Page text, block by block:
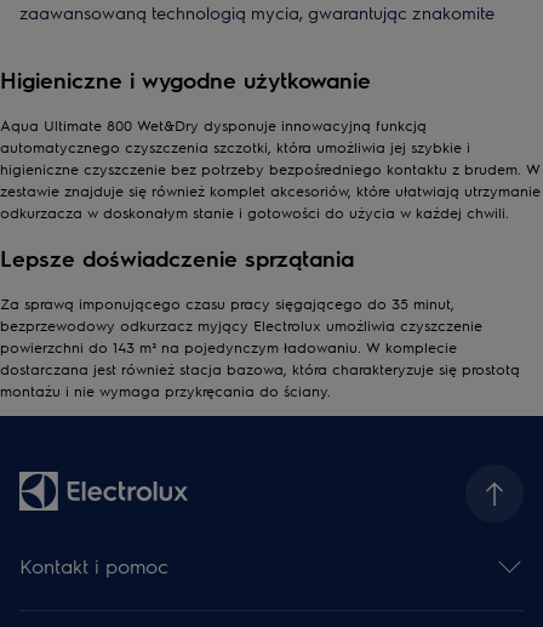
zaawansowaną technologią mycia, gwarantując znakomite
Funkcja „All in One” radzi sobie zarówno z suchymi, jak i
płyny.
Zaawansowana technologia inteligentnego wykrywania
zabrudzeń automatycznie dostosowuje moc ssania do rodzaju
zabrudzenia, umożliwiając skuteczne usunięcie nawet
Wyposażony w dwa oddzielne zbiorniki na wodę – czystą i
odkurzacz eliminuje do 99,9% bakterii, zapewniając nie tylko
głęboką czystość, ale również higienę pomieszczeń.
Higieniczne i wygodne użytkowanie
Aqua Ultimate 800 Wet&Dry dysponuje innowacyjną funkcją
automatycznego czyszczenia szczotki, która umożliwia jej szybkie i
higieniczne czyszczenie bez potrzeby bezpośredniego kontaktu z brudem. W
zestawie znajduje się również komplet akcesoriów, które ułatwiają utrzymanie
odkurzacza w doskonałym stanie i gotowości do użycia w każdej chwili.
Lepsze doświadczenie sprzątania
Za sprawą imponującego czasu pracy sięgającego do 35 minut,
bezprzewodowy odkurzacz myjący Electrolux umożliwia czyszczenie
powierzchni do 143 m² na pojedynczym ładowaniu. W komplecie
dostarczana jest również stacja bazowa, która charakteryzuje się prostotą
montażu i nie wymaga przykręcania do ściany.
Kontakt i pomoc